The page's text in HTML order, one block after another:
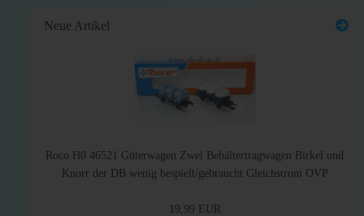
Neue Artikel
Roco H0 46521 Güterwagen Zwei Behältertragwagen Birkel und
Knorr der DB wenig bespielt/gebraucht Gleichstrom OVP
19,99 EUR